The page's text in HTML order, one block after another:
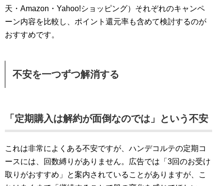
天・Amazon・Yahoo!ショッピング）それぞれのキャンペ
ーン内容を比較し、ポイント還元率も含めて検討するのが
おすすめです。
不安を一つずつ解消する
「定期購入は解約が面倒なのでは」という不安
これは非常によくある不安ですが、ハンデコルテの定期コ
ースには、回数縛りがありません。広告では「3回のお受け
取りがおすすめ」と案内されていることがありますが、こ